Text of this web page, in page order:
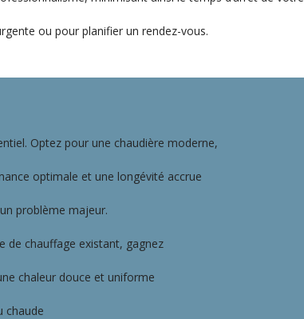
ou pour planifier un rendez-vous.
Optez pour une chaudière moderne,
optimale et une longévité accrue
problème majeur.
de chauffage existant, gagnez
chaleur douce et uniforme
chaude